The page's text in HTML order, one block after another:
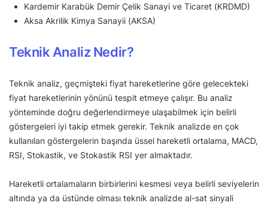
Kardemir Karabük Demir Çelik Sanayi ve Ticaret (KRDMD)
Aksa Akrilik Kimya Sanayii (AKSA)
Teknik Analiz Nedir?
Teknik analiz, geçmişteki fiyat hareketlerine göre gelecekteki
fiyat hareketlerinin yönünü tespit etmeye çalışır. Bu analiz
yönteminde doğru değerlendirmeye ulaşabilmek için belirli
göstergeleri iyi takip etmek gerekir. Teknik analizde en çok
kullanılan göstergelerin başında üssel hareketli ortalama, MACD,
RSI, Stokastik, ve Stokastik RSI yer almaktadır.
Hareketli ortalamaların birbirlerini kesmesi veya belirli seviyelerin
altında ya da üstünde olması teknik analizde al-sat sinyali